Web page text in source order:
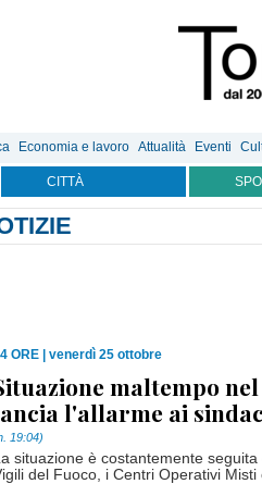
Economia e lavoro Attualità Eventi
CITTÀ
ORE venerdì 25 ottobre
maltempo
l'allarme ai
19:04)
situazione è costantemente
del Fuoco, i Centri Operativi